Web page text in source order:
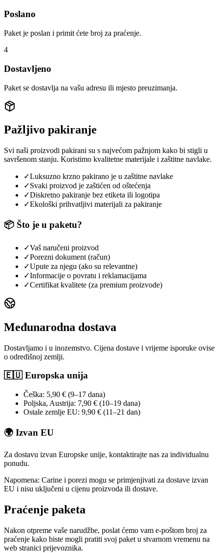
Poslano
Paket je poslan i primit ćete broj za praćenje.
4
Dostavljeno
Paket se dostavlja na vašu adresu ili mjesto preuzimanja.
Pažljivo pakiranje
Svi naši proizvodi pakirani su s najvećom pažnjom kako bi stigli u
savršenom stanju. Koristimo kvalitetne materijale i zaštitne navlake.
✓Luksuzno krzno pakirano je u zaštitne navlake
✓Svaki proizvod je zaštićen od oštećenja
✓Diskretno pakiranje bez etiketa ili logotipa
✓Ekološki prihvatljivi materijali za pakiranje
📦 Što je u paketu?
✓Vaš naručeni proizvod
✓Porezni dokument (račun)
✓Upute za njegu (ako su relevantne)
✓Informacije o povratu i reklamacijama
✓Certifikat kvalitete (za premium proizvode)
Međunarodna dostava
Dostavljamo i u inozemstvo. Cijena dostave i vrijeme isporuke ovise
o odredišnoj zemlji.
🇪🇺 Europska unija
Češka: 5,90 € (9–17 dana)
Poljska, Austrija: 7,90 € (10–19 dana)
Ostale zemlje EU: 9,90 € (11–21 dan)
🌍 Izvan EU
Za dostavu izvan Europske unije, kontaktirajte nas za individualnu
ponudu.
Napomena: Carine i porezi mogu se primjenjivati za dostave izvan
EU i nisu uključeni u cijenu proizvoda ili dostave.
Praćenje paketa
Nakon otpreme vaše narudžbe, poslat ćemo vam e-poštom broj za
praćenje kako biste mogli pratiti svoj paket u stvarnom vremenu na
web stranici prijevoznika.